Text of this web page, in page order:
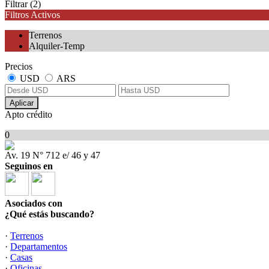
Filtrar (2)
Filtros Activos
Terrenos
Alquiler-Temp
Precios
USD
ARS
Aplicar
Apto crédito
0
Av. 19 N° 712 e/ 46 y 47
Seguinos en
Asociados con
¿Qué estás buscando?
· Terrenos
· Departamentos
· Casas